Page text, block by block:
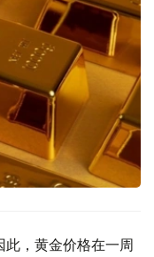
，黄金价格在一周